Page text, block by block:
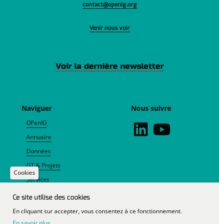
Naviguer
OPenIG
Annuaire
Données
GT & Projets
Services
Agenda
contact@openig.org
Venir nous voir
Nous suivre
Voir la dernière newsletter
Cookies
Ce site utilise des cookies
En cliquant sur accepter, vous consentez à ce fonctionnement.